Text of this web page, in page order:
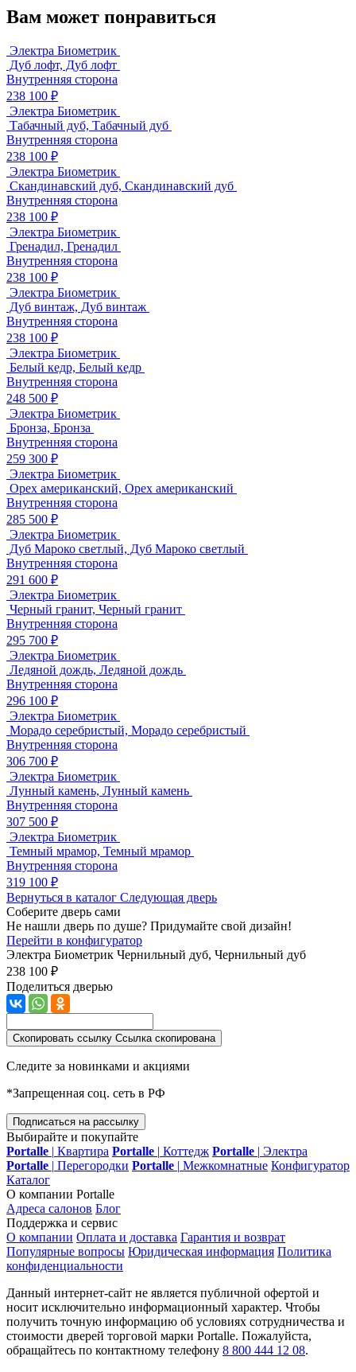
Вам может понравиться
Электра Биометрик
Дуб лофт, Дуб лофт
Внутренняя сторона
238 100 ₽
Электра Биометрик
Табачный дуб, Табачный дуб
Внутренняя сторона
238 100 ₽
Электра Биометрик
Скандинавский дуб, Скандинавский дуб
Внутренняя сторона
238 100 ₽
Электра Биометрик
Гренадил, Гренадил
Внутренняя сторона
238 100 ₽
Электра Биометрик
Дуб винтаж, Дуб винтаж
Внутренняя сторона
238 100 ₽
Электра Биометрик
Белый кедр, Белый кедр
Внутренняя сторона
248 500 ₽
Электра Биометрик
Бронза, Бронза
Внутренняя сторона
259 300 ₽
Электра Биометрик
Орех американский, Орех американский
Внутренняя сторона
285 500 ₽
Электра Биометрик
Дуб Мароко светлый, Дуб Мароко светлый
Внутренняя сторона
291 600 ₽
Электра Биометрик
Черный гранит, Черный гранит
Внутренняя сторона
295 700 ₽
Электра Биометрик
Ледяной дождь, Ледяной дождь
Внутренняя сторона
296 100 ₽
Электра Биометрик
Морадо серебристый, Морадо серебристый
Внутренняя сторона
306 700 ₽
Электра Биометрик
Лунный камень, Лунный камень
Внутренняя сторона
307 500 ₽
Электра Биометрик
Темный мрамор, Темный мрамор
Внутренняя сторона
319 100 ₽
Вернуться в каталог Следующая дверь
Соберите дверь сами
Не нашли дверь по душе? Придумайте свой дизайн!
Перейти в конфигуратор
Электра Биометрик Чернильный дуб, Чернильный дуб
238 100 ₽
Поделиться дверью
Скопировать ссылку Ссылка скопирована
Следите за новинками и акциями
*Запрещенная соц. сеть в РФ
Подписаться на рассылку
Выбирайте и покупайте
Portalle | Квартира Portalle | Коттедж Portalle | Электра
Portalle | Перегородки Portalle | Межкомнатные Конфигуратор
Каталог
О компании Portalle
Адреса салонов Блог
Поддержка и сервис
О компании Оплата и доставка Гарантия и возврат
Популярные вопросы Юридическая информация Политика
конфиденциальности
Данный интернет-сайт не является публичной офертой и
носит исключительно информационный характер. Чтобы
получить точную информацию об условиях сотрудничества и
стоимости дверей торговой марки Portalle. Пожалуйста,
обращайтесь по контактному телефону 8 800 444 12 08.